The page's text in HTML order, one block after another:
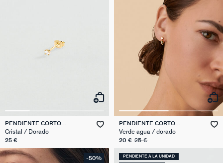
PENDIENTE CORTO
INDIVIDUAL MIX & MATCH
Cristal / Dorado
25 €
PENDIENTE CORTO
INDIVIDUAL MIX & MATCH
Verde agua / dorado
20 € 25 €
-50% PENDIENTE A LA UNIDAD